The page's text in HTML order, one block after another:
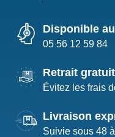
Disponible
05 56 12 59 84
Retrait
Évitez les frais
Livraison
Suivie sous 48